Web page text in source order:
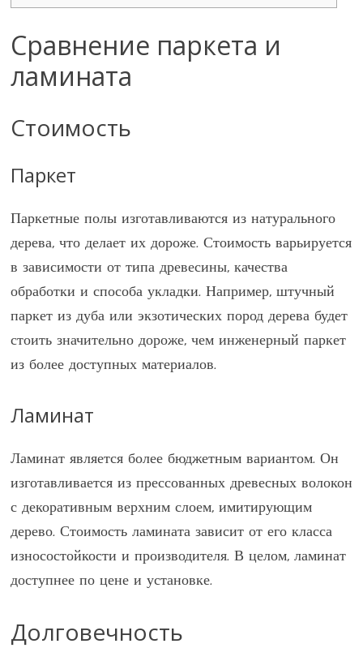
Сравнение паркета и
ламината
Стоимость
Паркет
Паркетные полы изготавливаются из натурального
дерева, что делает их дороже. Стоимость варьируется
в зависимости от типа древесины, качества
обработки и способа укладки. Например, штучный
паркет из дуба или экзотических пород дерева будет
стоить значительно дороже, чем инженерный паркет
из более доступных материалов.
Ламинат
Ламинат является более бюджетным вариантом. Он
изготавливается из прессованных древесных волокон
с декоративным верхним слоем, имитирующим
дерево. Стоимость ламината зависит от его класса
износостойкости и производителя. В целом, ламинат
доступнее по цене и установке.
Долговечность